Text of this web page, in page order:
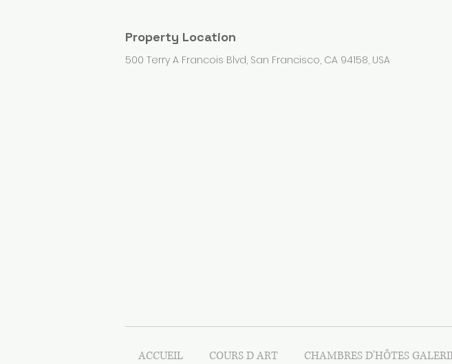
Property Location
500 Terry A Francois Blvd, San Francisco, CA 94158, USA
ACCUEIL COURS D ART CHAMBRES D'HÔTES